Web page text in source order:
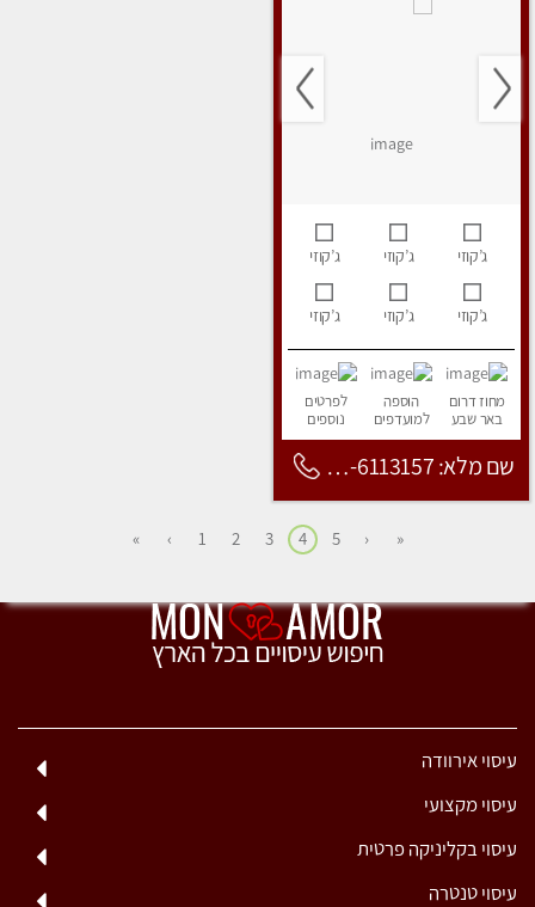
ג’קוזי ג’קוזי ג’קוזי
ג’קוזי ג’קוזי ג’קוזי
מחוז דרום
באר שבע
הוספה
למועדפים
לפרטים
נוספים
שם מלא: 053-6113157
«
‹
5
4
3
2
1
›
»
עיסוי אירוודה
עיסוי מקצועי
עיסוי בקליניקה פרטית
עיסוי טנטרה